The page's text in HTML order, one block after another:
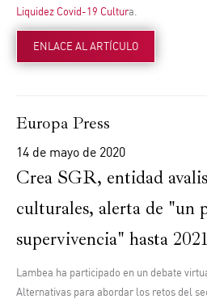
Liquidez Covid-19 Cultura.
ENLACE AL ARTÍCULO
Europa Press
14 de mayo de 2020
Crea SGR, entidad
culturales, alerta de "un
supervivencia" hasta 2021
Lambea ha participado en un debate
Alternativas para abordar los retos del